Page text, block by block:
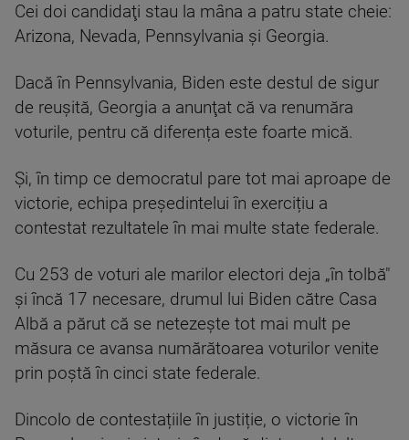
Cei doi candidaţi stau la mâna a patru state cheie:
Arizona, Nevada, Pennsylvania şi Georgia.
Dacă în Pennsylvania, Biden este destul de sigur
de reușită, Georgia a anunţat că va renumăra
voturile, pentru că diferența este foarte mică.
Și, în timp ce democratul pare tot mai aproape de
victorie, echipa președintelui în exercițiu a
contestat rezultatele în mai multe state federale.
Cu 253 de voturi ale marilor electori deja „în tolbă"
și încă 17 necesare, drumul lui Biden către Casa
Albă a părut că se netezește tot mai mult pe
măsura ce avansa numărătoarea voturilor venite
prin poștă în cinci state federale.
Dincolo de contestațiile în justiție, o victorie în